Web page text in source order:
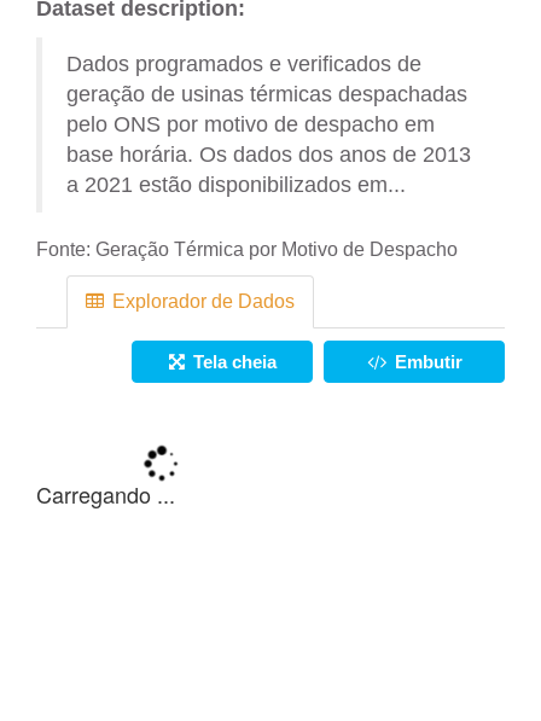
Dataset description:
Dados programados e verificados de
geração de usinas térmicas despachadas
pelo ONS por motivo de despacho em
base horária. Os dados dos anos de 2013
a 2021 estão disponibilizados em...
Fonte: Geração Térmica por Motivo de Despacho
Explorador de Dados
Tela cheia Embutir